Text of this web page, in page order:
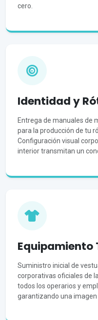
cero.
Identidad y
Entrega de manuales de
para la producción de tu
Configuración visual
interior transmitan un
Equipamiento
Suministro inicial de
corporativas oficiales de
todos los operarios y
garantizando una